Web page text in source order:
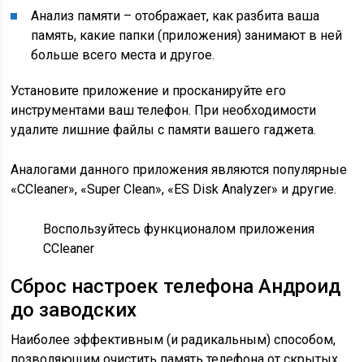
Анализ памяти – отображает, как разбита ваша
память, какие папки (приложения) занимают в ней
больше всего места и другое.
Установите приложение и просканируйте его
инструментами ваш телефон. При необходимости
удалите лишние файлы с памяти вашего гаджета.
Аналогами данного приложения являются популярные
«CCleaner», «Super Clean», «ES Disk Analyzer» и другие.
Воспользуйтесь функционалом приложения
CCleaner
Сброс настроек телефона Андроид
до заводских
Наиболее эффективным (и радикальным) способом,